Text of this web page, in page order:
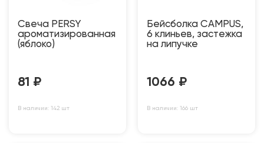
Свеча PERSY
ароматизированная
(яблоко)
81 ₽
В наличии: 142 шт
Бейсболка CAMPUS,
6 клиньев, застежка
на липучке
1066 ₽
В наличии: 166 шт